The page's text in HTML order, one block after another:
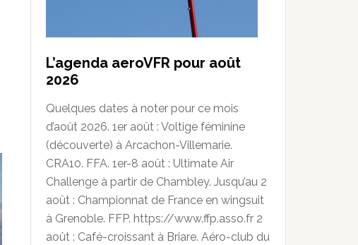
L’agenda aeroVFR pour août
2026
Quelques dates à noter pour ce mois
d’août 2026. 1er août : Voltige féminine
(découverte) à Arcachon-Villemarie.
CRA10. FFA. 1er-8 août : Ultimate Air
Challenge à partir de Chambley. Jusqu’au 2
août : Championnat de France en wingsuit
à Grenoble. FFP. https://www.ffp.asso.fr 2
août : Café-croissant à Briare. Aéro-club du